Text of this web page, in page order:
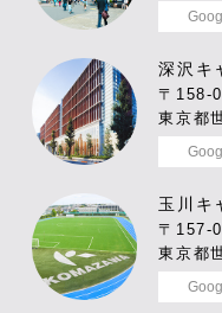
深沢キ
〒158-
東京都
玉川キ
〒157-
東京都